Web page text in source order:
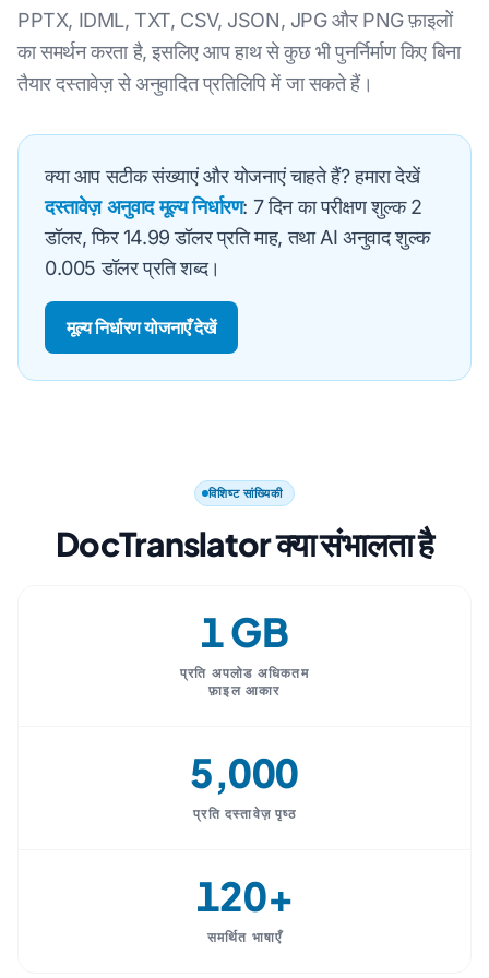
PPTX, IDML, TXT, CSV, JSON, JPG और PNG फ़ाइलों
का समर्थन करता है, इसलिए आप हाथ से कुछ भी पुनर्निर्माण किए बिना
तैयार दस्तावेज़ से अनुवादित प्रतिलिपि में जा सकते हैं।
क्या आप सटीक संख्याएं और योजनाएं चाहते हैं? हमारा देखें
दस्तावेज़ अनुवाद मूल्य निर्धारण: 7 दिन का परीक्षण शुल्क 2
डॉलर, फिर 14.99 डॉलर प्रति माह, तथा AI अनुवाद शुल्क
0.005 डॉलर प्रति शब्द।
मूल्य निर्धारण योजनाएँ देखें
विशिष्ट सांख्यिकी
DocTranslator क्या संभालता है
1 GB
प्रति अपलोड अधिकतम
फ़ाइल आकार
5,000
प्रति दस्तावेज़ पृष्ठ
120+
समर्थित भाषाएँ